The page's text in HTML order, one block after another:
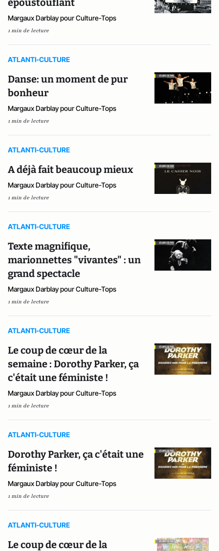
époustouflant
Margaux Darblay pour Culture-Tops
1 min de lecture
ATLANTI-CULTURE
Danse: un moment de pur
bonheur
Margaux Darblay pour Culture-Tops
1 min de lecture
ATLANTI-CULTURE
A déjà fait beaucoup mieux
Margaux Darblay pour Culture-Tops
1 min de lecture
ATLANTI-CULTURE
Texte magnifique,
marionnettes "vivantes" : un
grand spectacle
Margaux Darblay pour Culture-Tops
1 min de lecture
ATLANTI-CULTURE
Le coup de cœur de la
semaine : Dorothy Parker, ça
c'était une féministe !
Margaux Darblay pour Culture-Tops
1 min de lecture
ATLANTI-CULTURE
Dorothy Parker, ça c'était une
féministe !
Margaux Darblay pour Culture-Tops
1 min de lecture
ATLANTI-CULTURE
Le coup de cœur de la